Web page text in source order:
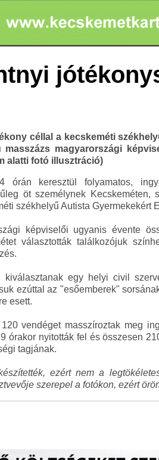
céllal a kecskeméti
magyarországi
alatti fotó illusztráció)
órán keresztül folyamatos,
öt személynek
székhelyű Autista Gyermekekért
képviselői ugyanis évente
választották találkozójuk
kiválasztanak egy helyi civil
ezúttal az "esőemberek"
esett.
vendéget masszíroztak meg
órakor nyitották fel és összesen
tagjának.
ezért nem a
szerepel a fotókon, ezért